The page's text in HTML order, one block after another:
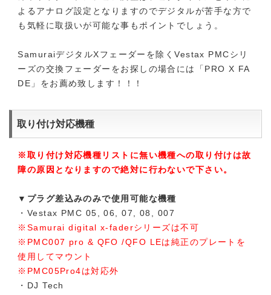
よるアナログ設定となりますのでデジタルが苦手な方で
も気軽に取扱いが可能な事もポイントでしょう。
SamuraiデジタルXフェーダーを除くVestax PMCシリ
ーズの交換フェーダーをお探しの場合には「PRO X FA
DE」をお薦め致します！！！
取り付け対応機種
※取り付け対応機種リストに無い機種への取り付けは故
障の原因となりますので絶対に行わないで下さい。
▼プラグ差込みのみで使用可能な機種
・Vestax PMC 05, 06, 07, 08, 007
※Samurai digital x-faderシリーズは不可
※PMC007 pro & QFO /QFO LEは純正のプレートを
使用してマウント
※PMC05Pro4は対応外
・DJ Tech